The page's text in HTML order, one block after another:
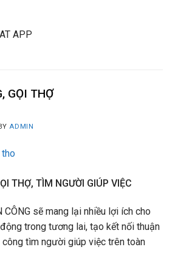
APP
GỌI THỢ
ADMIN
THỢ, TÌM NGƯỜI GIÚP VIỆC
CÔNG sẽ mang lại nhiều lợi ích cho
trong tương lai, tạo kết nối thuận
tìm người giúp việc trên toàn